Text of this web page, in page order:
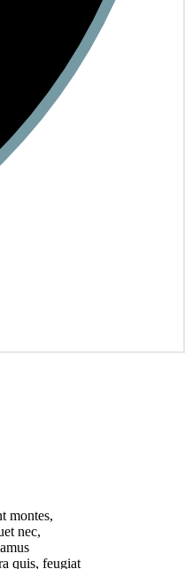
montes,
nec,
quis, feugiat